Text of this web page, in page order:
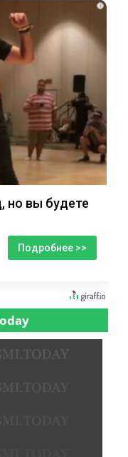
i
но вы будете
Подробнее >>